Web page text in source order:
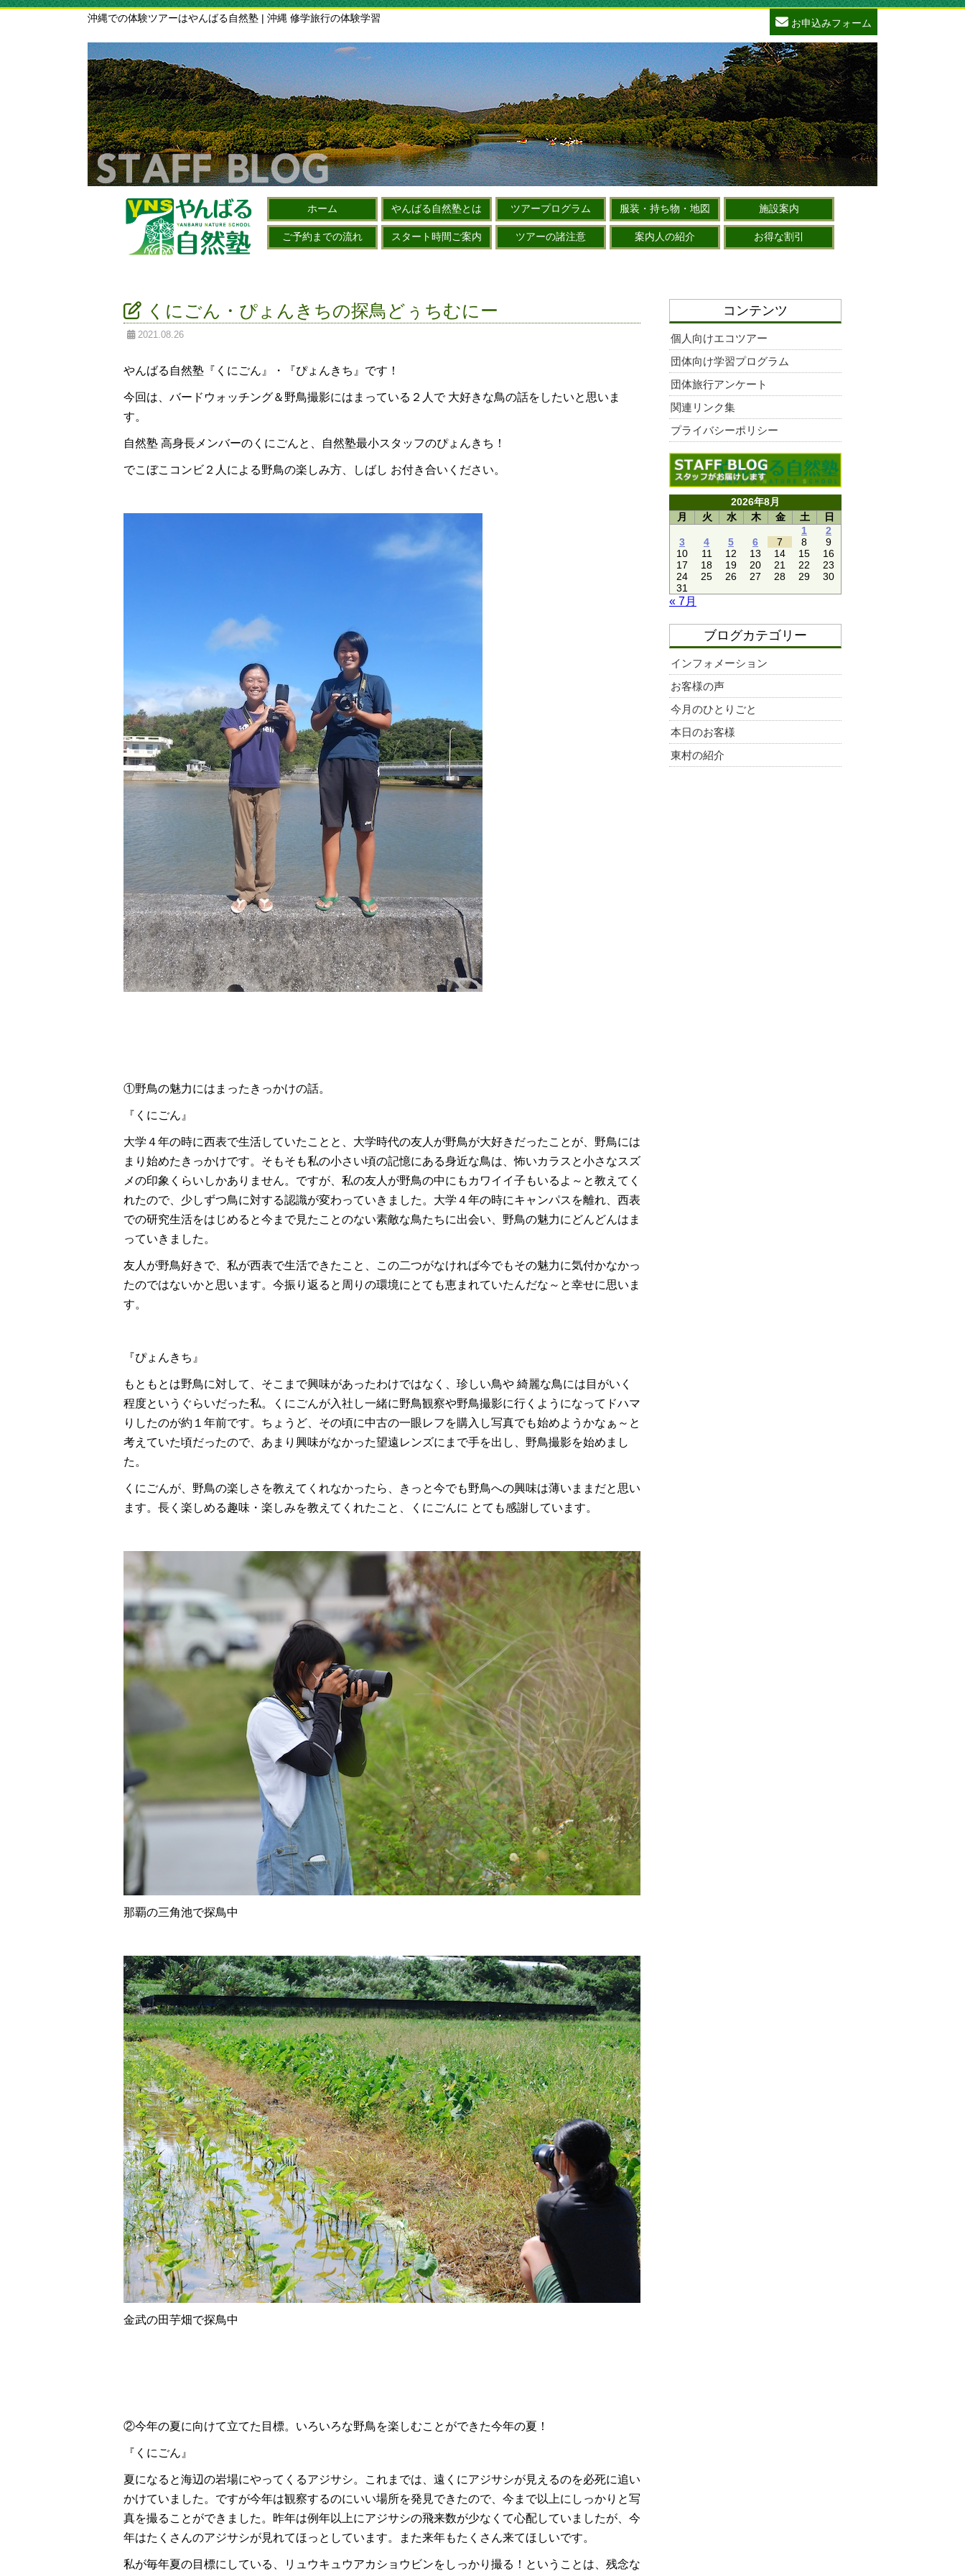
沖縄での体験ツアーはやんばる自然塾 | 沖縄 修学旅行の体験学習 お申込みフォーム
ホーム やんばる自然塾とは ツアープログラム 服装・持ち物・地図 施設案内
ご予約までの流れ スタート時間ご案内 ツアーの諸注意 案内人の紹介 お得な割引
くにごん・ぴょんきちの探鳥どぅちむにー
2021.08.26
やんばる自然塾『くにごん』・『ぴょんきち』です！
今回は、バードウォッチング＆野鳥撮影にはまっている２人で 大好きな鳥の話をしたいと思いま
す。
自然塾 高身長メンバーのくにごんと、自然塾最小スタッフのぴょんきち！
でこぼこコンビ２人による野鳥の楽しみ方、しばし お付き合いください。
①野鳥の魅力にはまったきっかけの話。
『くにごん』
大学４年の時に西表で生活していたことと、大学時代の友人が野鳥が大好きだったことが、野鳥には
まり始めたきっかけです。そもそも私の小さい頃の記憶にある身近な鳥は、怖いカラスと小さなスズ
メの印象くらいしかありません。ですが、私の友人が野鳥の中にもカワイイ子もいるよ～と教えてく
れたので、少しずつ鳥に対する認識が変わっていきました。大学４年の時にキャンパスを離れ、西表
での研究生活をはじめると今まで見たことのない素敵な鳥たちに出会い、野鳥の魅力にどんどんはま
っていきました。
友人が野鳥好きで、私が西表で生活できたこと、この二つがなければ今でもその魅力に気付かなかっ
たのではないかと思います。今振り返ると周りの環境にとても恵まれていたんだな～と幸せに思いま
す。
『ぴょんきち』
もともとは野鳥に対して、そこまで興味があったわけではなく、珍しい鳥や 綺麗な鳥には目がいく
程度というぐらいだった私。くにごんが入社し一緒に野鳥観察や野鳥撮影に行くようになってドハマ
りしたのが約１年前です。ちょうど、その頃に中古の一眼レフを購入し写真でも始めようかなぁ～と
考えていた頃だったので、あまり興味がなかった望遠レンズにまで手を出し、野鳥撮影を始めまし
た。
くにごんが、野鳥の楽しさを教えてくれなかったら、きっと今でも野鳥への興味は薄いままだと思い
ます。長く楽しめる趣味・楽しみを教えてくれたこと、くにごんに とても感謝しています。
那覇の三角池で探鳥中
金武の田芋畑で探鳥中
②今年の夏に向けて立てた目標。いろいろな野鳥を楽しむことができた今年の夏！
『くにごん』
夏になると海辺の岩場にやってくるアジサシ。これまでは、遠くにアジサシが見えるのを必死に追い
かけていました。ですが今年は観察するのにいい場所を発見できたので、今まで以上にしっかりと写
真を撮ることができました。昨年は例年以上にアジサシの飛来数が少なくて心配していましたが、今
年はたくさんのアジサシが見れてほっとしています。また来年もたくさん来てほしいです。
私が毎年夏の目標にしている、リュウキュウアカショウビンをしっかり撮る！ということは、残念な
コンテンツ
個人向けエコツアー
団体向け学習プログラム
団体旅行アンケート
関連リンク集
プライバシーポリシー
2026年8月
月
火 水 木 金 土
日
1
2
3
4 5 6 7 8
9
10
11 12 13 14 15
16
17
18 19 20 21 22
23
24
25 26 27 28 29
30
31
« 7月
ブログカテゴリー
インフォメーション
お客様の声
今月のひとりごと
本日のお客様
東村の紹介